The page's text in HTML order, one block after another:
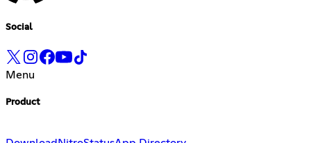
Social
Menu
Product